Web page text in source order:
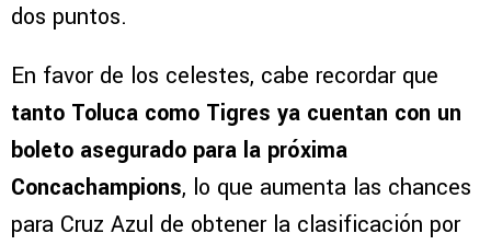
dos puntos.
En favor de los celestes, cabe recordar que
tanto Toluca como Tigres ya cuentan con un
boleto asegurado para la próxima
Concachampions, lo que aumenta las chances
para Cruz Azul de obtener la clasificación por